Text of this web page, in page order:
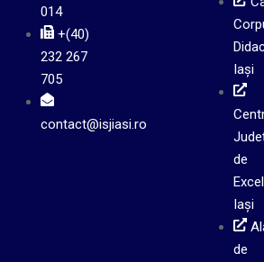
014
+(40)
232 267
705
contact@isjiasi.ro
Iași
de
Iași
de